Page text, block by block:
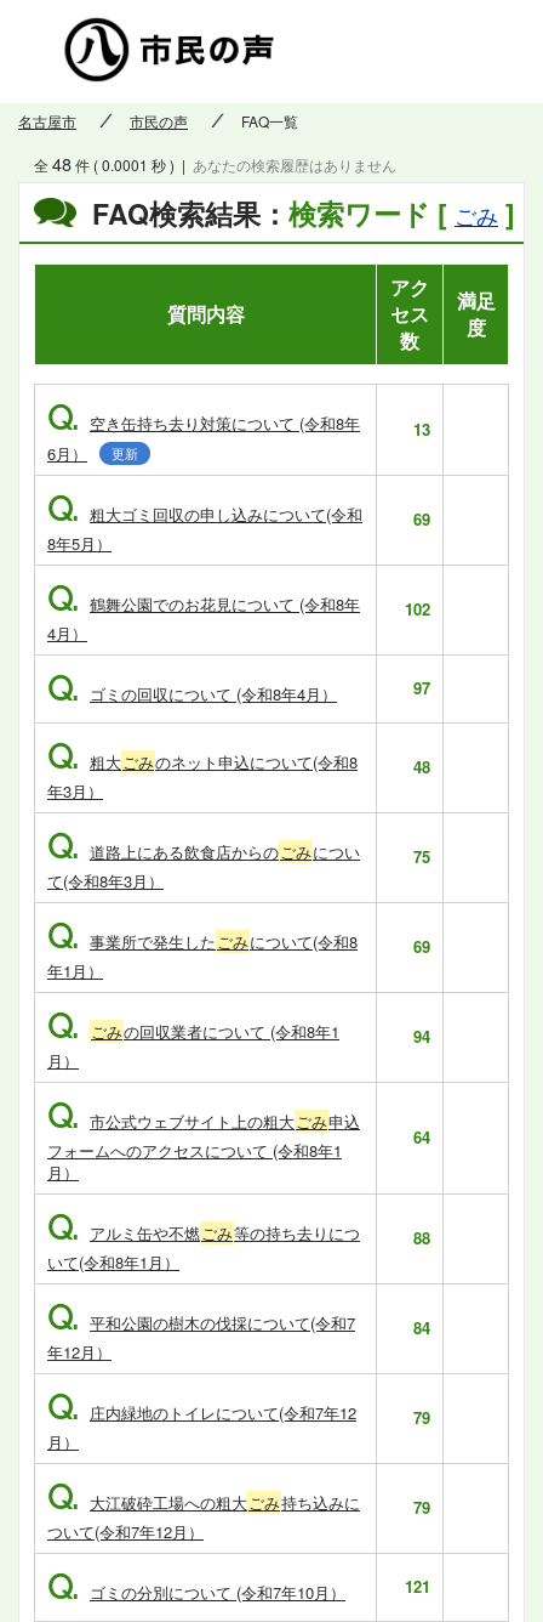
名古屋市 市民の声 FAQ一覧
FAQ検索結果： 検索ワード [ ごみ ]
全48件 ( 0.0001 秒 ) | あなたの検索履歴はありません
質問内容
アク
セス
数
満足
度
Q. 空き缶持ち去り対策について (令和8年
6月）
更新
13
Q. 粗大ゴミ回収の申し込みについて(令和
8年5月）
69
Q. 鶴舞公園でのお花見について (令和8年
4月）
102
Q. ゴミの回収について (令和8年4月） 97
Q. 粗大ごみのネット申込について(令和8
年3月）
48
Q. 道路上にある飲食店からのごみについ
て(令和8年3月）
75
Q. 事業所で発生したごみについて(令和8
年1月）
69
Q. ごみの回収業者について (令和8年1
月）
94
Q. 市公式ウェブサイト上の粗大ごみ申込
フォームへのアクセスについて (令和8年1
月）
64
Q. アルミ缶や不燃ごみ等の持ち去りにつ
いて(令和8年1月）
88
Q. 平和公園の樹木の伐採について(令和7
年12月）
84
Q. 庄内緑地のトイレについて(令和7年12
月）
79
Q. 大江破砕工場への粗大ごみ持ち込みに
ついて(令和7年12月）
79
Q. ゴミの分別について (令和7年10月） 121